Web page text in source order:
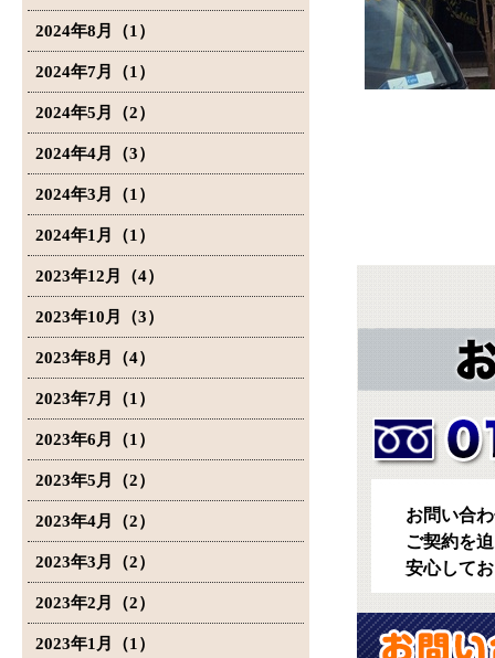
2024年8月（1）
2024年7月（1）
2024年5月（2）
2024年4月（3）
2024年3月（1）
2024年1月（1）
2023年12月（4）
2023年10月（3）
2023年8月（4）
2023年7月（1）
2023年6月（1）
2023年5月（2）
2023年4月（2）
2023年3月（2）
2023年2月（2）
2023年1月（1）
お問い合
ご契約を
安心して